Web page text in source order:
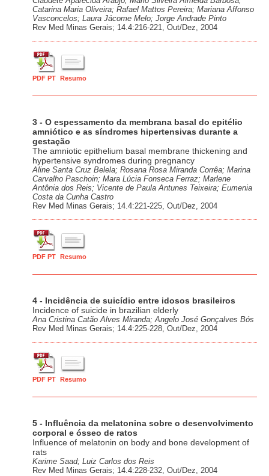
Catarina Maria Oliveira; Rafael Mattos Pereira; Mariana Affonso
Vasconcelos; Laura Jácome Melo; Jorge Andrade Pinto
Rev Med Minas Gerais; 14.4:216-221, Out/Dez, 2004
PDF PT Resumo
3 - O espessamento da membrana basal do epitélio
amniótico e as síndromes hipertensivas durante a
gestação
The amniotic epithelium basal membrane thickening and
hypertensive syndromes during pregnancy
Aline Santa Cruz Belela; Rosana Rosa Miranda Corrêa; Marina
Carvalho Paschoin; Mara Lúcia Fonseca Ferraz; Marlene
Antônia dos Reis; Vicente de Paula Antunes Teixeira; Eumenia
Costa da Cunha Castro
Rev Med Minas Gerais; 14.4:221-225, Out/Dez, 2004
PDF PT Resumo
4 - Incidência de suicídio entre idosos brasileiros
Incidence of suicide in brazilian elderly
Ana Cristina Catão Alves Miranda; Angelo José Gonçalves Bós
Rev Med Minas Gerais; 14.4:225-228, Out/Dez, 2004
PDF PT Resumo
5 - Influência da melatonina sobre o desenvolvimento
corporal e ósseo de ratos
Influence of melatonin on body and bone development of
rats
Karime Saad; Luiz Carlos dos Reis
Rev Med Minas Gerais; 14.4:228-232, Out/Dez, 2004